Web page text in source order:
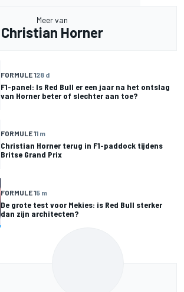
Meer van
Christian Horner
FORMULE 128 d
F1-panel: Is Red Bull er een jaar na het ontslag
van Horner beter of slechter aan toe?
FORMULE 11 m
Christian Horner terug in F1-paddock tijdens
Britse Grand Prix
FORMULE 15 m
De grote test voor Mekies: is Red Bull sterker
dan zijn architecten?